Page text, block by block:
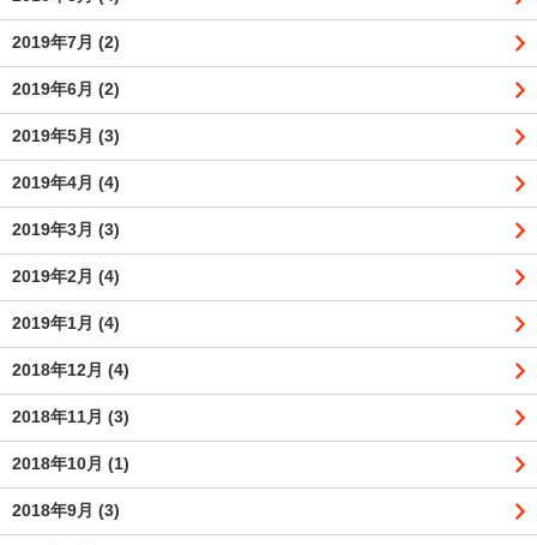
2019年7月 (2)
2019年6月 (2)
2019年5月 (3)
2019年4月 (4)
2019年3月 (3)
2019年2月 (4)
2019年1月 (4)
2018年12月 (4)
2018年11月 (3)
2018年10月 (1)
2018年9月 (3)